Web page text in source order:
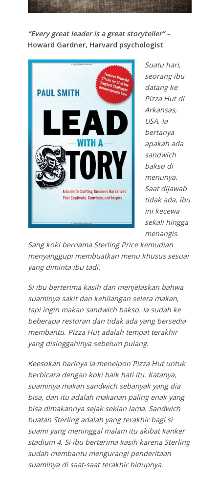
“Every great leader is a great storyteller” –
Howard Gardner, Harvard psychologist
Suatu hari,
seorang ibu
datang ke
Pizza Hut di
Arkansas,
USA. Ia
bertanya
apakah ada
sandwich
bakso di
menunya.
Saat dijawab
tidak ada, ibu
ini kecewa
sekali hingga
menangis.
Sang koki bernama Sterling Price kemudian
menyanggupi membuatkan menu khusus sesuai
yang diminta ibu tadi.
Si ibu berterima kasih dan menjelaskan bahwa
suaminya sakit dan kehilangan selera makan,
tapi ingin makan sandwich bakso. Ia sudah ke
beberapa restoran dan tidak ada yang bersedia
membantu. Pizza Hut adalah tempat terakhir
yang disinggahinya sebelum pulang.
Keesokan harinya ia menelpon Pizza Hut untuk
berbicara dengan koki baik hati itu. Katanya,
suaminya makan sandwich sebanyak yang dia
bisa, dan itu adalah makanan paling enak yang
bisa dimakannya sejak sekian lama. Sandwich
buatan Sterling adalah yang terakhir bagi si
suami yang meninggal malam itu akibat kanker
stadium 4. Si ibu berterima kasih karena Sterling
sudah membantu mengurangi penderitaan
suaminya di saat-saat terakhir hidupnya.